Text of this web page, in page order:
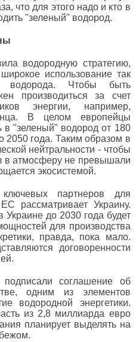
что для этого надо и кто в
"зеленый" водород.
водородную стратегию,
использование так
водорода. Чтобы быть
производиться за счет
энергии, например,
В целом европейцы
в "зеленый" водород от 180
2050 года. Таким образом в
нейтральности - чтобы
в атмосферу не превышали
экосистемой.
партнеров для
рассматривает Украину.
Украине до 2030 года будет
для производства
правда, пока мало.
договоренности
соглашение об
одним из элементов
водородной энергетики.
из 2,8 миллиарда евро
планирует выделять на